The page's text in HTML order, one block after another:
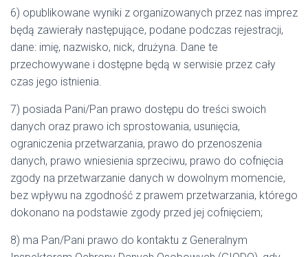
6) opublikowane wyniki z organizowanych przez nas imprez
będą zawierały następujące, podane podczas rejestracji,
dane: imię, nazwisko, nick, drużyna. Dane te
przechowywane i dostępne będą w serwisie przez cały
czas jego istnienia.
7) posiada Pani/Pan prawo dostępu do treści swoich
danych oraz prawo ich sprostowania, usunięcia,
ograniczenia przetwarzania, prawo do przenoszenia
danych, prawo wniesienia sprzeciwu, prawo do cofnięcia
zgody na przetwarzanie danych w dowolnym momencie,
bez wpływu na zgodność z prawem przetwarzania, którego
dokonano na podstawie zgody przed jej cofnięciem;
8) ma Pan/Pani prawo do kontaktu z Generalnym